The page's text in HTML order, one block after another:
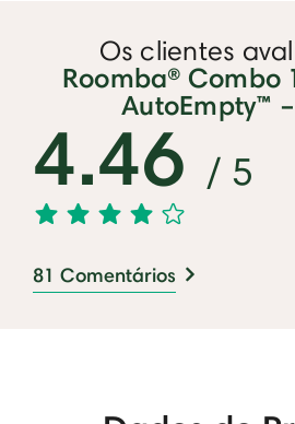
Os clientes
Roomba® Combo
AutoEmpty™
4.46 / 5
81 Comentários